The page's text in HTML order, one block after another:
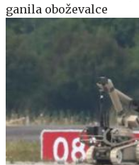
ganila oboževalce